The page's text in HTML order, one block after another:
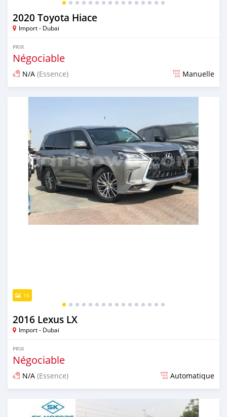
2020 Toyota Hiace
Import - Dubai
PRIX
Négociable
N/A (Essence) Manuelle
Publié il y a presque 6 ans
16
2016 Lexus LX
Import - Dubai
PRIX
Négociable
N/A (Essence) Automatique